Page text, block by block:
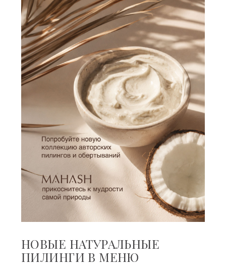
НОВЫЕ НАТУРАЛЬНЫЕ
ПИЛИНГИ В МЕНЮ